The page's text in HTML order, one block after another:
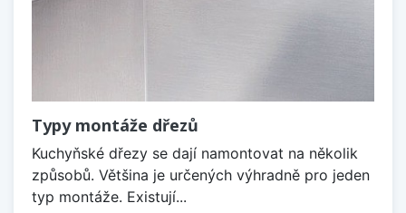
Typy montáže dřezů
Kuchyňské dřezy se dají namontovat na několik
způsobů. Většina je určených výhradně pro jeden
typ montáže. Existují...